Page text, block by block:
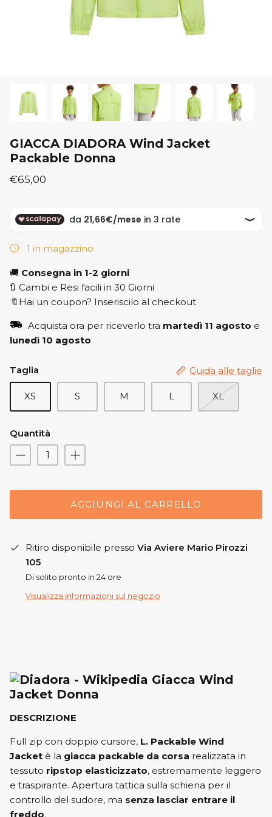
New Balance
GIACCA DIADORA Wind Jacket
Packable Donna
€65,00
1 in magazzino
🚚 Consegna in 1-2 giorni
🔃 Cambi e Resi facili in 30 Giorni
🔖Hai un coupon? Inseriscilo al checkout
Acquista ora per riceverlo tra martedì 11 agosto e
lunedì 10 agosto
Taglia Guida alle taglie
XS S M L XL
Quantità
AGGIUNGI AL CARRELLO
Ritiro disponibile presso Via Aviere Mario Pirozzi
105
Di solito pronto in 24 ore
Visualizza informazioni sul negozio
Giacca Wind
Jacket Donna
DESCRIZIONE
Full zip con doppio cursore, L. Packable Wind
Jacket è la giacca packable da corsa realizzata in
tessuto ripstop elasticizzato, estremamente leggero
e traspirante. Apertura tattica sulla schiena per il
controllo del sudore, ma senza lasciar entrare il
freddo.